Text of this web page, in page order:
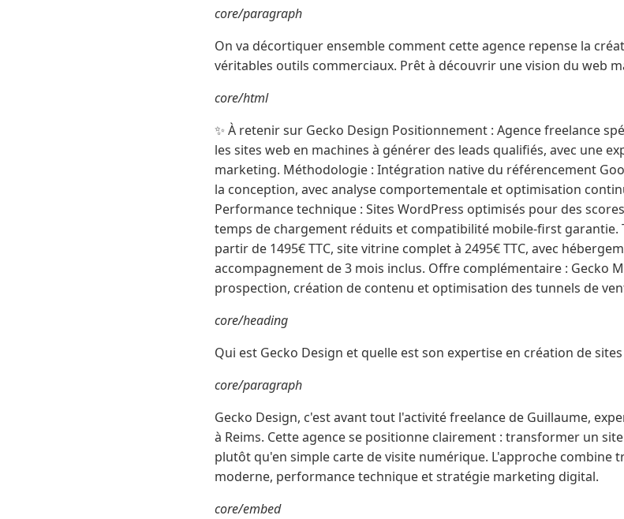
core/paragraph
On va décortiquer ensemble comment cette agence repense la
véritables outils commerciaux. Prêt à découvrir une vision du web
core/html
✨ À retenir sur Gecko Design Positionnement : Agence freelance
les sites web en machines à générer des leads qualifiés, avec une
marketing. Méthodologie : Intégration native du référencement
la conception, avec analyse comportementale et optimisation
Performance technique : Sites WordPress optimisés pour des
temps de chargement réduits et compatibilité mobile-first garantie.
partir de 1495€ TTC, site vitrine complet à 2495€ TTC, avec
accompagnement de 3 mois inclus. Offre complémentaire : Gecko
prospection, création de contenu et optimisation des tunnels de
core/heading
Qui est Gecko Design et quelle est son expertise en création de
core/paragraph
Gecko Design, c'est avant tout l'activité freelance de Guillaume,
à Reims. Cette agence se positionne clairement : transformer un
plutôt qu'en simple carte de visite numérique. L'approche combine
moderne, performance technique et stratégie marketing digital.
core/embed